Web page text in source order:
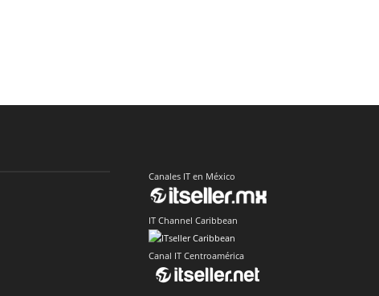
Canales IT en México
IT Channel Caribbean
Canal IT Centroamérica